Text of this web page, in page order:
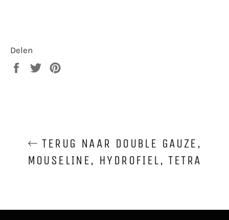
Delen
Delen
Twitteren
TERUG NAAR DOUBLE GAUZE,
MOUSELINE, HYDROFIEL, TETRA